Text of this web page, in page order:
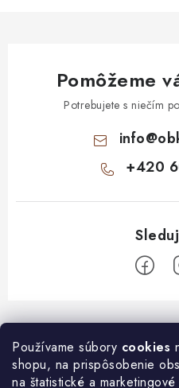
Používame súbory cookies
shopu, na prispôsobenie
na štatistické a marketingové
Pomôžeme
Potrebujete s niečím
info@
+420
Z
á
O nákupe
Časté otázky o montáži